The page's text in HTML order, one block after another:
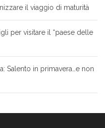
il viaggio di maturità
per visitare il “paese delle
Salento in primavera…e non